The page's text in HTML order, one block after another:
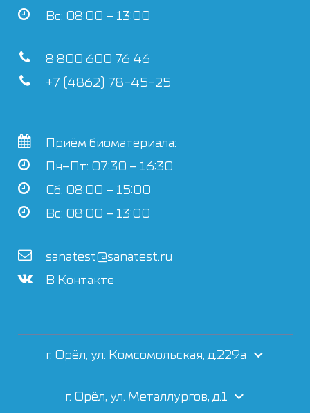
Вс: 08:00 – 13:00
8 800 600 76 46
+7 (4862) 78-45-25
Приём биоматериала:
Пн–Пт: 07:30 – 16:30
Сб: 08:00 – 15:00
Вс: 08:00 – 13:00
sanatest@sanatest.ru
В Контакте
г. Орёл, ул. Комсомольская, д.229а
г. Орёл, ул. Металлургов, д.1